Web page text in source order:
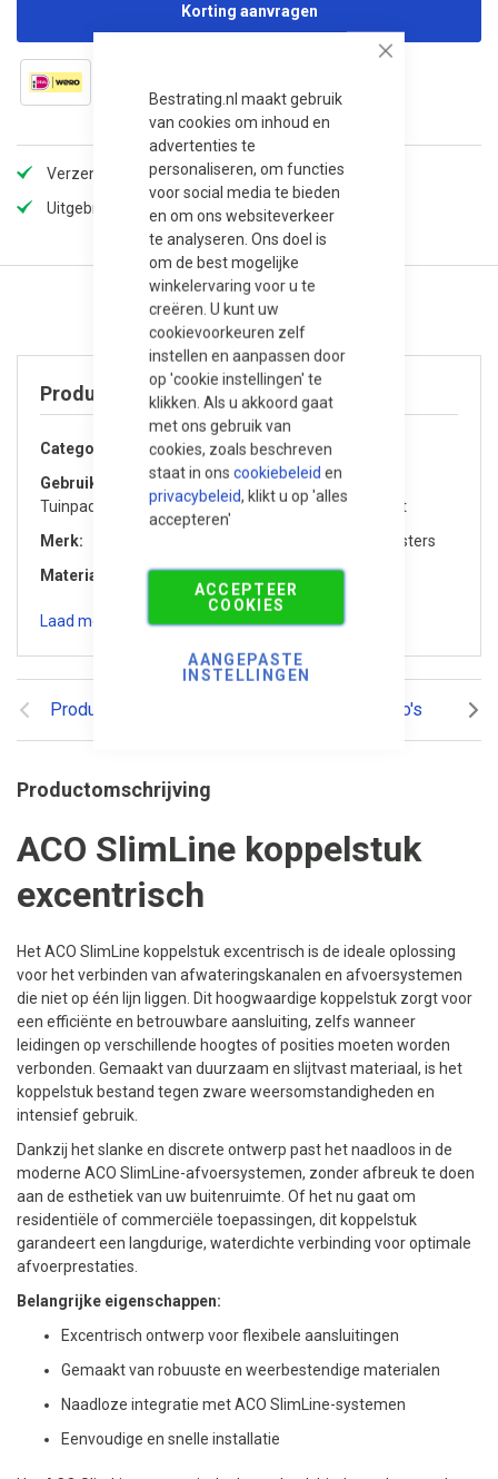
Bestrating.nl maakt gebruik
van cookies om inhoud en
advertenties te
personaliseren, om functies
voor social media te bieden
en om ons websiteverkeer
te analyseren. Ons doel is
om de best mogelijke
winkelervaring voor u te
creëren. U kunt uw
cookievoorkeuren zelf
instellen en aanpassen door
op 'cookie instellingen' te
klikken. Als u akkoord gaat
met ons gebruik van
cookies, zoals beschreven
staat in ons cookiebeleid en
privacybeleid, klikt u op 'alles
accepteren'
ACCEPTEER
COOKIES
AANGEPASTE
INSTELLINGEN
Korting aanvragen
Verzendkosten slechts €5,99, gratis vanaf 100,-!
Uitgebreid assortiment
Productomschrijving Video's
Productomschrijving
ACO SlimLine koppelstuk
excentrisch
Het ACO SlimLine koppelstuk excentrisch is de ideale oplossing
voor het verbinden van afwateringskanalen en afvoersystemen
die niet op één lijn liggen. Dit hoogwaardige koppelstuk zorgt voor
een efficiënte en betrouwbare aansluiting, zelfs wanneer
leidingen op verschillende hoogtes of posities moeten worden
verbonden. Gemaakt van duurzaam en slijtvast materiaal, is het
koppelstuk bestand tegen zware weersomstandigheden en
intensief gebruik.
Dankzij het slanke en discrete ontwerp past het naadloos in de
moderne ACO SlimLine-afvoersystemen, zonder afbreuk te doen
aan de esthetiek van uw buitenruimte. Of het nu gaat om
residentiële of commerciële toepassingen, dit koppelstuk
garandeert een langdurige, waterdichte verbinding voor optimale
afvoerprestaties.
Belangrijke eigenschappen:
Excentrisch ontwerp voor flexibele aansluitingen
Gemaakt van robuuste en weerbestendige materialen
Naadloze integratie met ACO SlimLine-systemen
Eenvoudige en snelle installatie
Product specificaties
Categorie
Accessoires
Gebruik / Toepassing
Tuinpad, Gevel / rondom het huis, Tuin / Terras, Oprit
Merk
MBI De Steenmeesters
Materiaal
Kunststof
Laad meer specificaties